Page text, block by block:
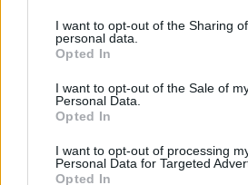
I want to opt-out of the Sharing
personal data.
Opted In
I want to opt-out of the Sale of
Personal Data.
Opted In
I want to opt-out of processing
Personal Data for Targeted
Opted In
Σίσκος Α. Βασίλειος: "Οι
8 Αυγούστου 2026, 20:55
Πάρος: Νεκρό 4χρονο παιδί
bar
Υπεγράφη η σύμβαση για
υποδομών κεντρικής δομής